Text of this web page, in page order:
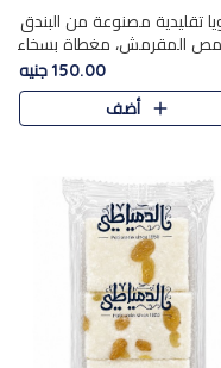
تقليدية مصنوعة من البندق
المقرمش، مغطاة بسخاء
فاخرة غنية لتحقيق
المثالي بين قوام القرمشة
الشوكولاتة ا..
150.00 جنيه
أضف